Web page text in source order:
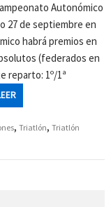
Autonómico
27 de septiembre en
habrá premios en
(federados en
reparto: 1º/1ª
,Triatlón,Triatlón